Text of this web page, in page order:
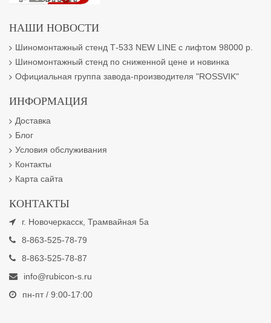
НАШИ НОВОСТИ
Шиномонтажный стенд Т-533 NEW LINE с лифтом 98000 р.
Шиномонтажный стенд по сниженной цене и новинка
Официальная группа завода-производителя "ROSSVIK"
ИНФОРМАЦИЯ
Доставка
Блог
Условия обслуживания
Контакты
Карта сайта
КОНТАКТЫ
г. Новочеркасск, Трамвайная 5а
8-863-525-78-79
8-863-525-78-87
info@rubicon-s.ru
пн-пт / 9:00-17:00